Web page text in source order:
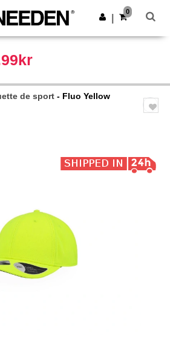
Hämta app
0
de sport - Fluo Yellow